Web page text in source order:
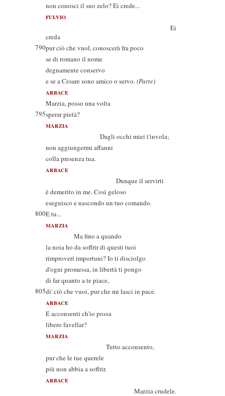
non conosci il suo zelo? Ei crede...
FULVIO
Ei
creda
790pur ciò che vuol, conoscerà fra poco
se di romano il nome
degnamente conservo
e se a Cesare sono amico o servo.(Parte)
ARBACE
Marzia, posso una volta
795sperar pietà?
MARZIA
Dagli occhi miei t'invola;
non aggiungermi affanni
colla presenza tua.
ARBACE
Dunque il servirti
è demerito in me. Così geloso
eseguisco e nascondo un tuo comando.
800E tu...
MARZIA
Ma fino a quando
la noia ho da soffrir di questi tuoi
rimproveri importuni? Io ti disciolgo
d'ogni promessa, in libertà ti pongo
di far quanto a te piace,
805di' ciò che vuoi, pur che mi lasci in pace.
ARBACE
E acconsenti ch'io possa
libero favellar?
MARZIA
Tutto acconsento,
pur che le tue querele
più non abbia a soffrir.
ARBACE
Marzia crudele.